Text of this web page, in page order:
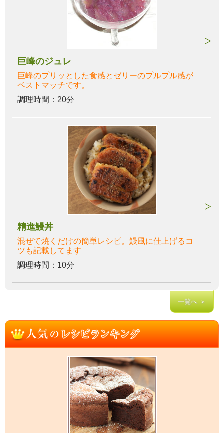
巨峰のジュレ
巨峰のプリッとした食感とゼリーのプルプル感が
ベストマッチです。
調理時間：20分
精進鰻丼
混ぜて焼くだけの簡単レシピ。鰻風に仕上げるコ
ツも記載してます
調理時間：10分
一覧へ ＞